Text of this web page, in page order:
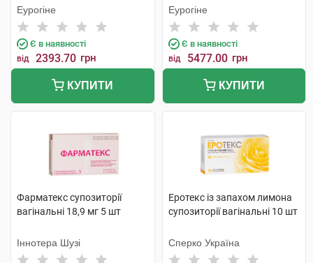
внутрішньоматковий 1 шт
Еурогіне
Є в наявності
від 2393.70 грн
КУПИТИ
внутрішньоматковий 1 шт
Еурогіне
Є в наявності
від 5477.00 грн
КУПИТИ
Фарматекс супозиторії
вагінальні 18,9 мг 5 шт
Іннотера Шузі
Еротекс із запахом лимона
супозиторії вагінальні 10 шт
Сперко Україна